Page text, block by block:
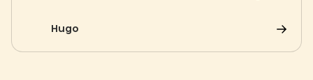
da scoprire durante il vostro soggiorno allo Slow
Village Les Ponts-de-Cé.
Hugo